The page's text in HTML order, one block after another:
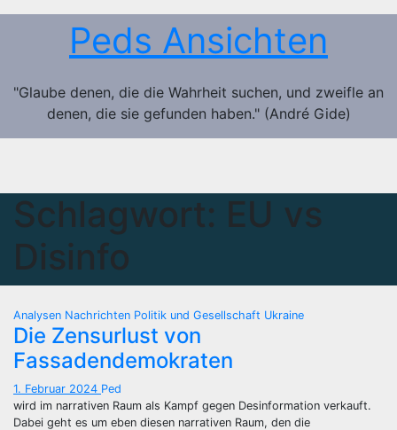
Zum
Peds Ansichten
"Glaube denen, die die Wahrheit suchen, und zweifle an
denen, die sie gefunden haben." (André Gide)
Schlagwort: EU vs
Disinfo
Analysen Nachrichten Politik und Gesellschaft Ukraine
Die Zensurlust von
Fassadendemokraten
1. Februar 2024 Ped
wird im narrativen Raum als Kampf gegen Desinformation verkauft.
Dabei geht es um eben diesen narrativen Raum, den die